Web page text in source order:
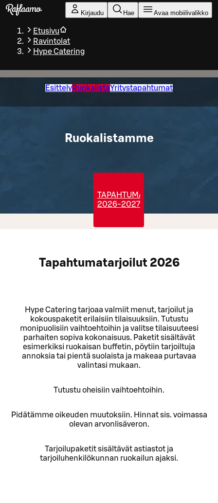
Siirry pääsisältöön
Kirjaudu Hae Avaa mobiilivalikko
Etusivu
Ravintolat
Hype Catering
EsittelyRuokalistaYritystapahtumat
Ruokalistamme
TAPAHTUMATARJOILUT
2026-2027
Tapahtumatarjoilut 2026
Hype Catering tarjoaa valmiit menut, tarjoilut ja
kokouspaketit erilaisiin tilaisuuksiin. Tutustu
monipuolisiin vaihtoehtoihin ja valitse tilaisuuteesi
parhaiten sopiva kokonaisuus. Paketit sisältävät
esimerkiksi ruokaisan buffetin, pöytiin tarjoiltuja
annoksia tai pientä suolaista ja makeaa purtavaa
valintasi mukaan.
Tutustu oheisiin vaihtoehtoihin.
Pidätämme oikeuden muutoksiin. Hinnat sis. voimassa
olevan arvonlisäveron.
Tarjoilupaketit sisältävät astiastot ja
tarjoiluhenkilökunnan ruokailun ajaksi.